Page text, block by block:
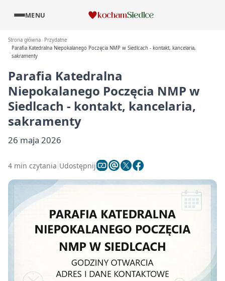
MENU
Strona główna
Przydatne
Parafia Katedralna Niepokalanego Poczęcia NMP w Siedlcach - kontakt, kancelaria,
sakramenty
Parafia Katedralna
Niepokalanego Poczęcia NMP w
Siedlcach - kontakt, kancelaria,
sakramenty
26 maja 2026
4 min czytania Udostępnij